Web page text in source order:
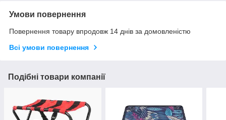
Умови повернення
Повернення товару впродовж 14 днів за домовленістю
Всі умови повернення
Подібні товари компанії